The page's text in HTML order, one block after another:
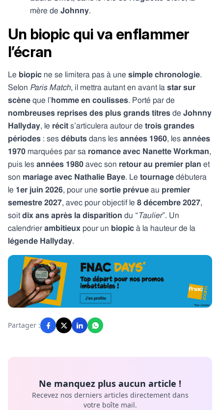
mère de Johnny.
Un biopic qui va enflammer
l’écran
Le biopic ne se limitera pas à une simple chronologie.
Selon Paris Match, il mettra autant en avant la star sur
scène que l’ homme en coulisses. Porté par de
nombreuses reprises des plus grands titres de Johnny
Hallyday, le récit s’articulera autour de trois grandes
périodes : ses débuts dans les années 1960, les années
1970 marquées par sa romance avec Nanette Workman,
puis les années 1980 avec son retour au premier plan et
son mariage avec Nathalie Baye. Le tournage débutera
le 1er juin 2026, pour une sortie prévue au premier
semestre 2027, avec pour objectif le 8 décembre 2027,
soit dix ans après la disparition du “Taulier”. Un
calendrier ambitieux pour un biopic à la hauteur de la
légende Hallyday.
Partager :
Ne manquez plus aucun article !
Recevez nos derniers articles directement dans
votre boîte mail.